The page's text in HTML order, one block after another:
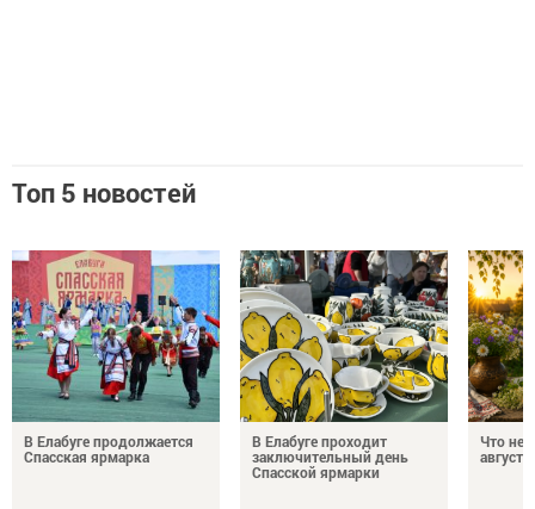
Топ 5 новостей
В Елабуге продолжается
Спасская ярмарка
В Елабуге проходит
заключительный день
Спасской ярмарки
Что